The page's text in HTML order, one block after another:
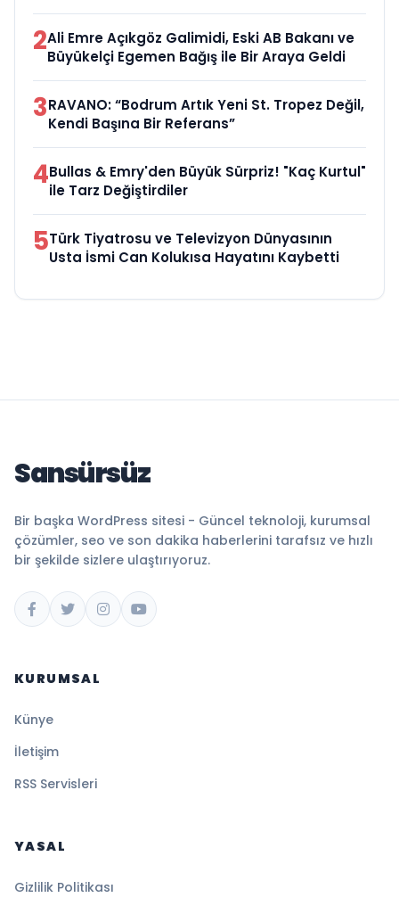
2Ali Emre Açıkgöz Galimidi, Eski AB Bakanı ve
Büyükelçi Egemen Bağış ile Bir Araya Geldi
3RAVANO: “Bodrum Artık Yeni St. Tropez Değil,
Kendi Başına Bir Referans”
4Bullas & Emry'den Büyük Sürpriz! "Kaç Kurtul"
ile Tarz Değiştirdiler
5Türk Tiyatrosu ve Televizyon Dünyasının
Usta İsmi Can Kolukısa Hayatını Kaybetti
Sansürsüz
Bir başka WordPress sitesi - Güncel teknoloji, kurumsal
çözümler, seo ve son dakika haberlerini tarafsız ve hızlı
bir şekilde sizlere ulaştırıyoruz.
KURUMSAL
Künye
İletişim
RSS Servisleri
YASAL
Gizlilik Politikası